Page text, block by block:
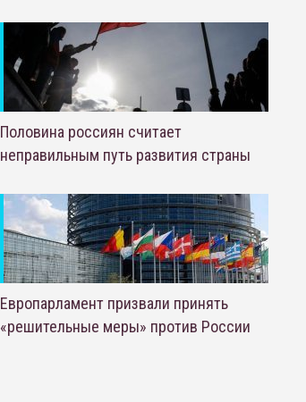
Половина россиян считает
неправильным путь развития страны
Европарламент призвали принять
«решительные меры» против России